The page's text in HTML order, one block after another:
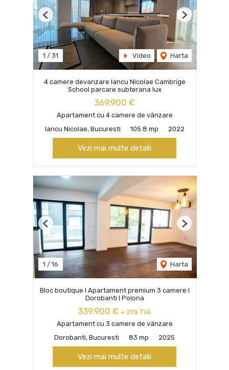
1 / 31 Video Harta
Previous Next
4 camere devanzare Iancu Nicolae Cambrige
School parcare subterana lux
369,900 €
Apartament cu 4 camere de vânzare
Iancu Nicolae, Bucuresti
105.8 mp 2022
Vezi mai multe detalii
1 / 16 Harta
Previous Next
Bloc boutique I Apartament premium 3 camere I
Dorobanti I Polona
339,900 € + 21% TVA
Apartament cu 3 camere de vânzare
Dorobanti, Bucuresti
83 mp 2025
Vezi mai multe detalii